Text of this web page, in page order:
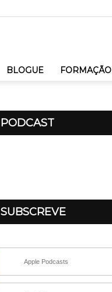
BLOGUE FORMAÇÃO
PODCAST
SUBSCREVE
Apple Podcasts